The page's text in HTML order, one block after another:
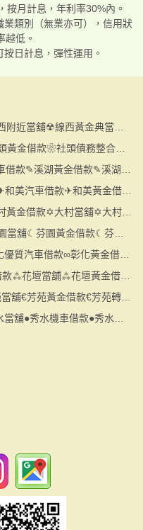
按月計息，年利率30%內。
類別（無業亦可），信用狀
越低。
日計息，彈性運用。
☢線西黃金典當☢線西大小額
❀社頭債務整合❀社頭當舖❀小額
黃金借款✎溪湖當舖✎小額借款
款✈和美黃金借款✈和美小額借款
村當舖✡大村小額借款✡債務整合
黃金借款☾芬園轉貸☾小額借款
款∞彰化黃金借款∞彰化小額借款
舖⁂花壇黃金借款⁂花壇小額借款
苑黃金借款€芳苑轉貸€小額借款
車借款●秀水大小額●秀水轉貸